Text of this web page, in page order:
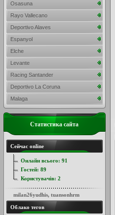
Osasuna
Rayo Vallecano
Deportivo Alaves
Espanyol
Elche
Levante
Racing Santander
Deportivo La Coruna
Malaga
Статистика сайта
Сейчас online
Онлайн всього: 91
Гостей: 89
Користувачів: 2
milan26yudhis, tuansonhrm
Облако тегов